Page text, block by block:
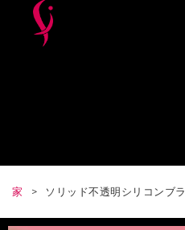
家 > ソリッド不透明シリコンブラ